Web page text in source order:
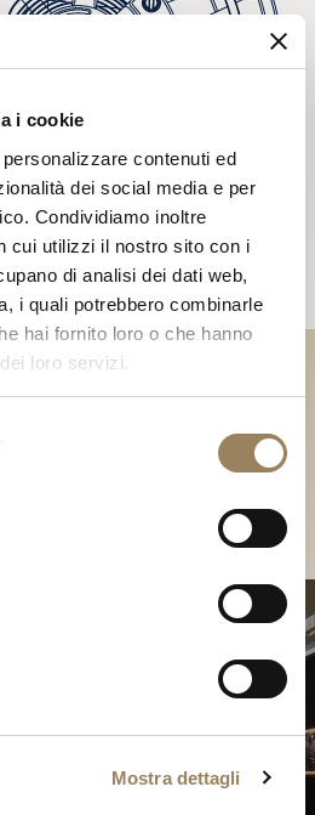
i cookie
contenuti ed
dei social media e per
Condividiamo inoltre
cui utilizzi il nostro sito con i
di analisi dei dati web,
i quali potrebbero combinarle
hai fornito loro o che hanno
loro servizi.
Mostra dettagli
collezioni in